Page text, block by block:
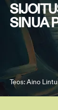
SINUA
Teos: Aino